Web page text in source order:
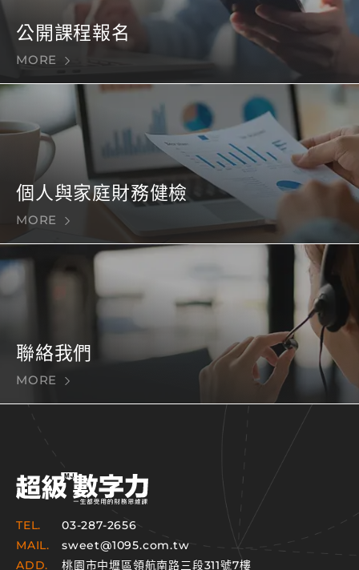
公開課程報名
MORE
個人與家庭財務健檢
MORE
聯絡我們
MORE
TEL.
03-287-2656
MAIL.
sweet@1095.com.tw
ADD.
桃園市中壢區領航南路三段311號7樓